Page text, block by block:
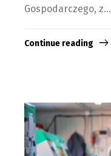
Gospodarczego, z...
Continue reading